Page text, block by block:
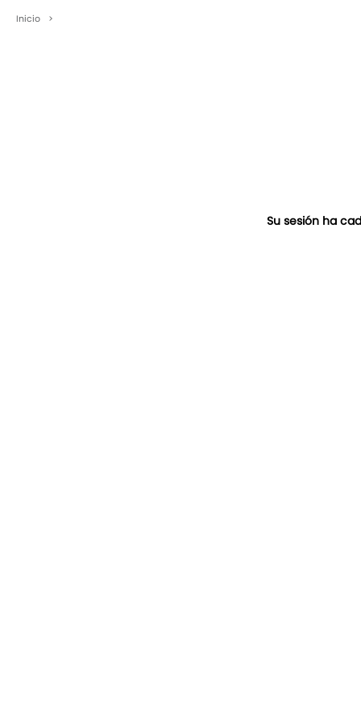
Inicio >
Su sesión ha